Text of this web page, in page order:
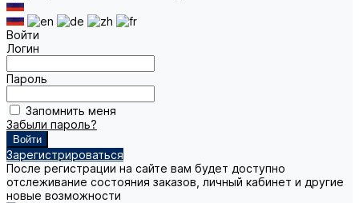
Войти
Логин
Пароль
Запомнить меня
Забыли пароль?
Зарегистрироваться
После регистрации на сайте вам будет доступно
отслеживание состояния заказов, личный кабинет и другие
новые возможности